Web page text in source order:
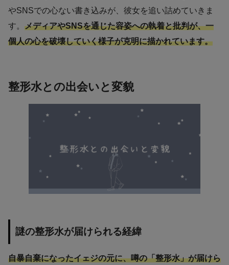
やSNSでの心ない書き込みが、彼女を追い詰めていきま
す。 メディアやSNSを通じた容姿への執着と批判が、一
個人の心を破壊していく様子が克明に描かれています。
整形水との出会いと変貌
謎の整形水が届けられる経緯
自暴自棄になったイェジの元に、噂の「整形水」が届けら